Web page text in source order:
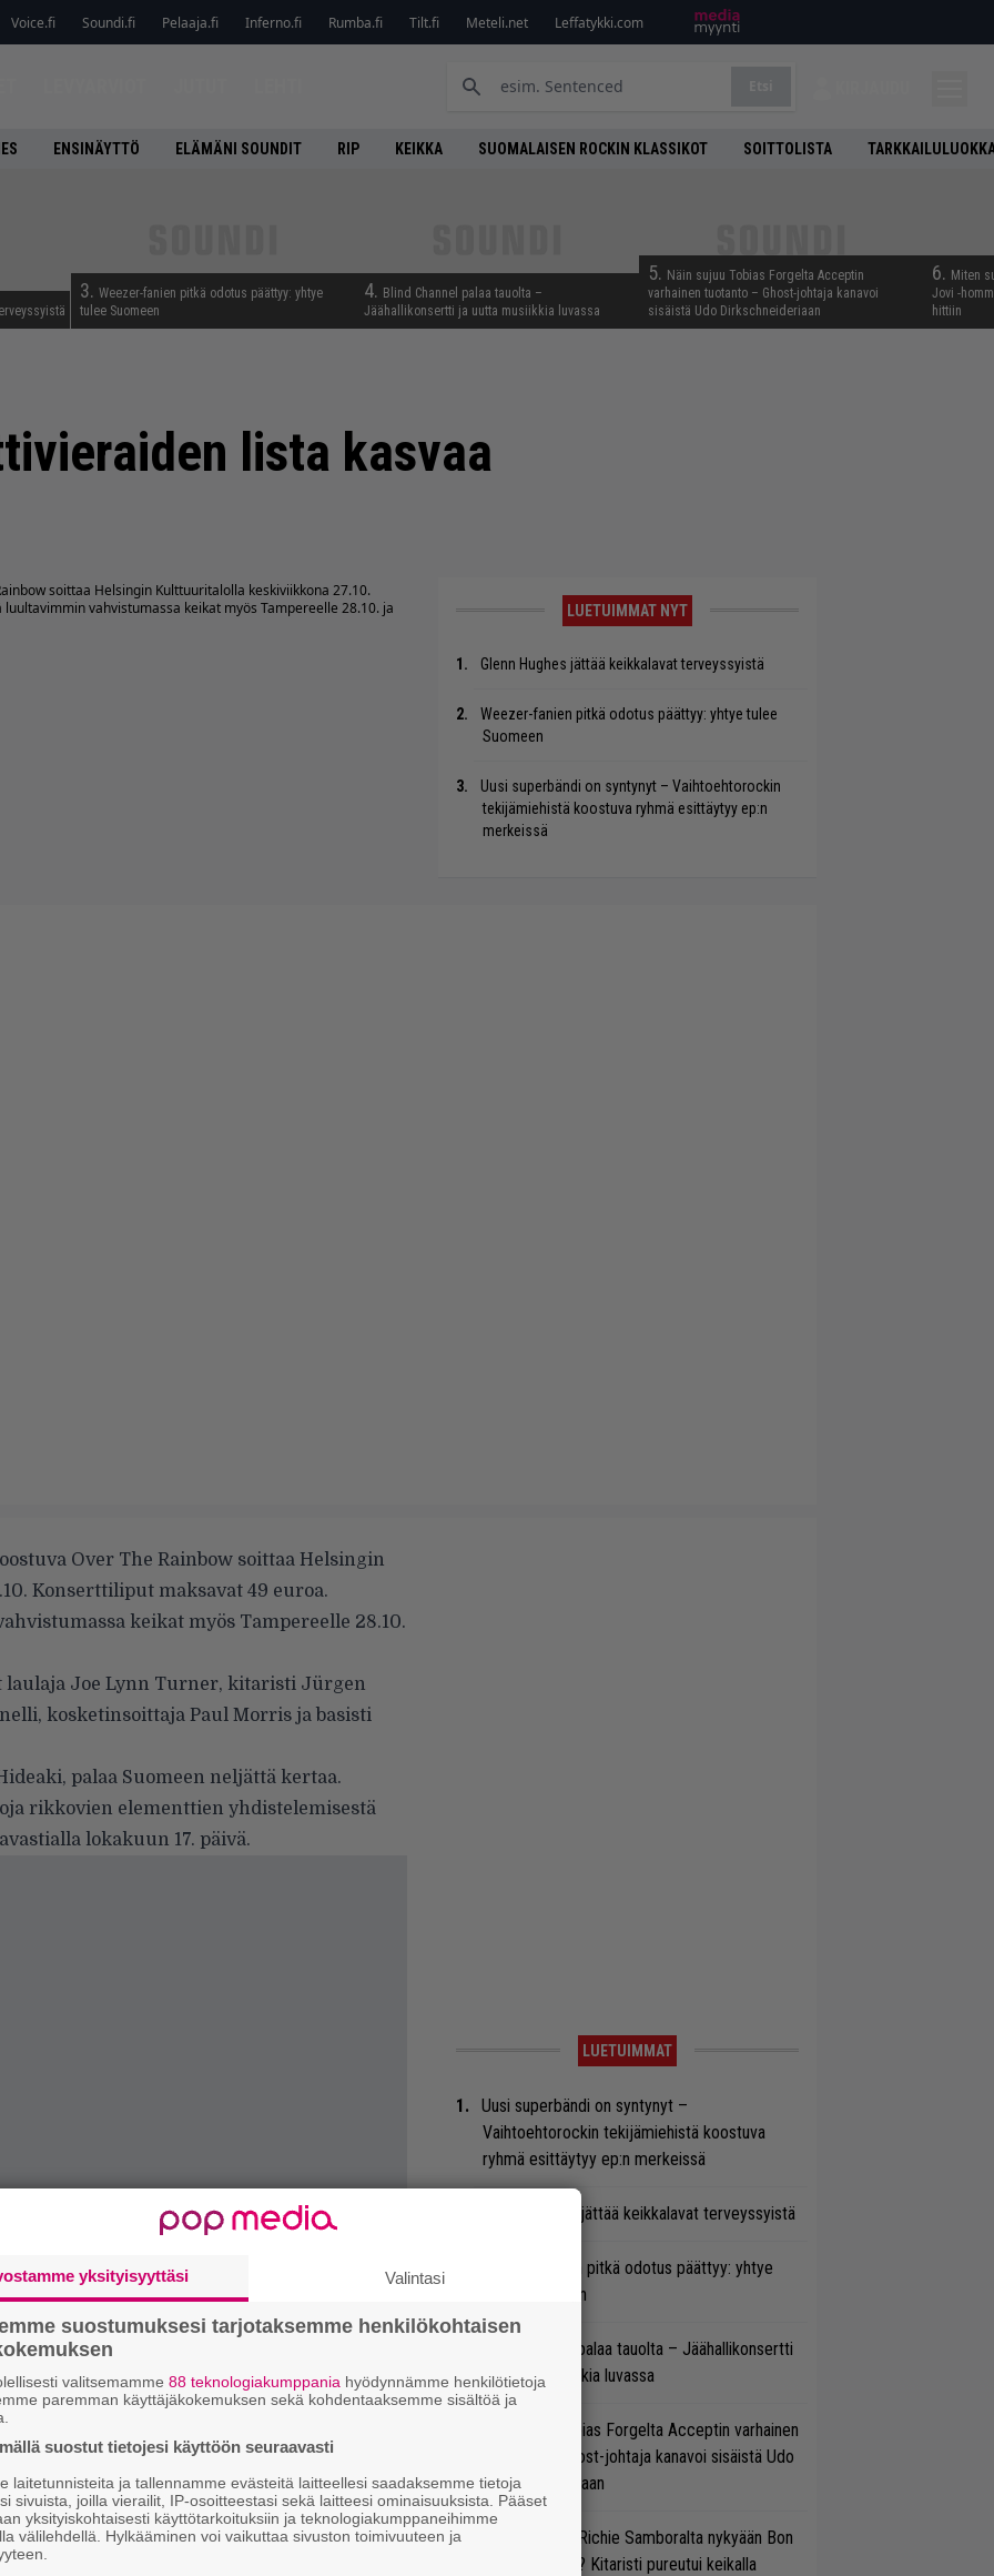
Voice.fi Soundi.fi Pelaaja.fi Inferno.fi Rumba.fi Tilt.fi Meteli.net Leffatykki.com
ENSINÄYTTÖ ELÄMÄNI SOUNDIT RIP KEIKKA SUOMALAISEN ROCKIN KLASSIKOT SOITTOLISTA
3. Weezer-fanien pitkä odotus päättyy: yhtye
tulee Suomeen
4. Blind Channel palaa tauolta –
Jäähallikonsertti ja uutta musiikkia luvassa
5. Näin sujuu Tobias Forgelta Acceptin
varhainen tuotanto – Ghost-johtaja kanavoi
sisäistä Udo Dirkschneideriaan
6. Miten
Jovi -
hittiin
lista kasvaa
soittaa Helsingin Kulttuuritalolla keskiviikkona 27.10.
vahvistumassa keikat myös Tampereelle 28.10. ja
LUETUIMMAT NYT
Glenn Hughes jättää keikkalavat terveyssyistä
Weezer-fanien pitkä odotus päättyy: yhtye tulee
Suomeen
Uusi superbändi on syntynyt – Vaihtoehtorockin
tekijämiehistä koostuva ryhmä esittäytyy ep:n
merkeissä
Over The Rainbow soittaa Helsingin
Konserttiliput maksavat 49 euroa.
keikat myös Tampereelle 28.10.
laulaja Joe Lynn Turner, kitaristi Jürgen
kosketinsoittaja Paul Morris ja basisti
palaa Suomeen neljättä kertaa.
rikkovien elementtien yhdistelemisestä
lokakuun 17. päivä.
kanadalainen punkpop-orkesteri
The Black Pacific, The
nähdään Helsingin Kaapelitehtaalla
24. elokuuta Lippupalvelussa,
LUETUIMMAT
Uusi superbändi on syntynyt –
Vaihtoehtorockin tekijämiehistä koostuva
ryhmä esittäytyy ep:n merkeissä
Glenn Hughes jättää keikkalavat terveyssyistä
Weezer-fanien pitkä odotus päättyy: yhtye
tulee Suomeen
Blind Channel palaa tauolta – Jäähallikonsertti
ja uutta musiikkia luvassa
Näin sujuu Tobias Forgelta Acceptin varhainen
tuotanto – Ghost-johtaja kanavoi sisäistä Udo
Dirkschneideriaan
Miten sujuvat Richie Samboralta nykyään Bon
Jovi -hommat? Kitaristi pureutui keikalla
yksityisyyttäsi Valintasi
suostumuksesi tarjotaksemme henkilökohtaisen
valitsemamme 88 teknologiakumppania hyödynnämme henkilötietoja
paremman käyttäjäkokemuksen sekä kohdentaaksemme sisältöä ja
suostut tietojesi käyttöön seuraavasti
laitetunnisteita ja tallennamme evästeitä laitteellesi saadaksemme tietoja
sivuista, joilla vierailit, IP-osoitteestasi sekä laitteesi ominaisuuksista. Pääset
yksityiskohtaisesti käyttötarkoituksiin ja teknologiakumppaneihimme
välilehdellä. Hylkääminen voi vaikuttaa sivuston toimivuuteen ja